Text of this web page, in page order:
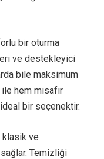
bir oturma
ve destekleyici
bile maksimum
ile hem misafir
bir seçenektir.
klasik ve
Temizliği